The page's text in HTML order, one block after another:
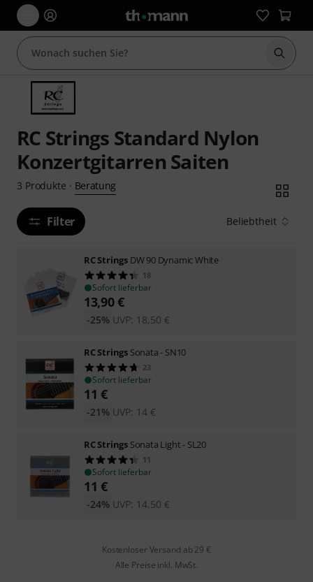
Suche
RC Strings Standard Nylon
Konzertgitarren Saiten
3 Produkte · Beratung
Filter Beliebtheit
RC Strings DW 90 Dynamic White
18
Sofort lieferbar
13,90€
UVP: 18,50 €
-25%
RC Strings Sonata - SN10
23
Sofort lieferbar
11 €
UVP: 14 €
-21%
RC Strings Sonata Light - SL20
11
Sofort lieferbar
11 €
UVP: 14,50 €
-24%
Kostenloser Versand ab 29 €
Alle Preise inkl. MwSt.